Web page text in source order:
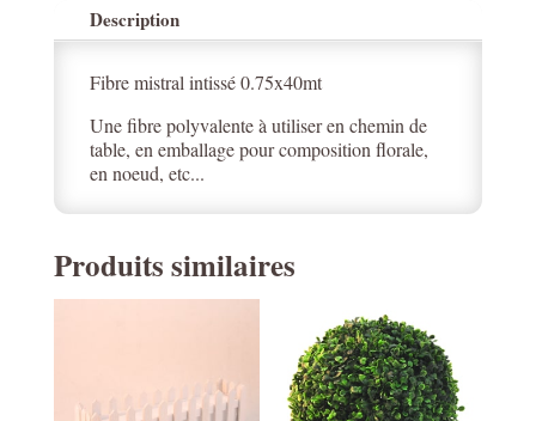
Description
Fibre mistral intissé 0.75x40mt
Une fibre polyvalente à utiliser en chemin de
table, en emballage pour composition florale,
en noeud, etc...
Produits similaires